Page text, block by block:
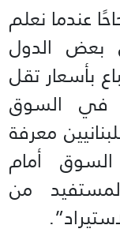
عندما نعلم
بعض الدول
بأسعار تقل
في السوق
معرفة
أمام
من